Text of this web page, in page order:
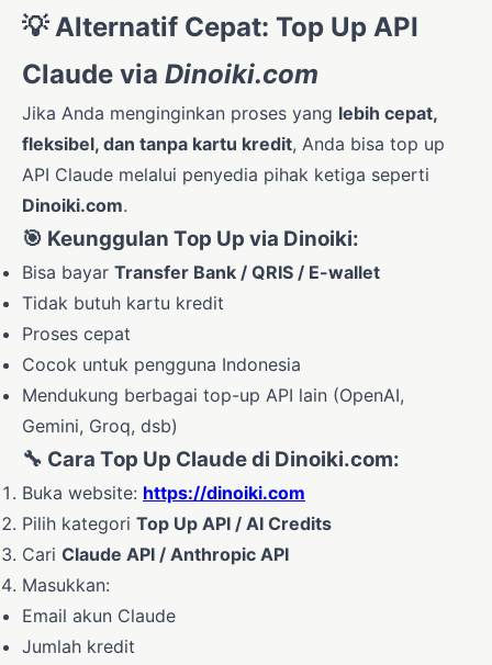
💡 Alternatif Cepat: Top Up API
Claude via Dinoiki.com
Jika Anda menginginkan proses yang lebih cepat,
fleksibel, dan tanpa kartu kredit, Anda bisa top up
API Claude melalui penyedia pihak ketiga seperti
Dinoiki.com.
🎯 Keunggulan Top Up via Dinoiki:
Bisa bayar Transfer Bank / QRIS / E-wallet
Tidak butuh kartu kredit
Proses cepat
Cocok untuk pengguna Indonesia
Mendukung berbagai top-up API lain (OpenAI,
Gemini, Groq, dsb)
🔧 Cara Top Up Claude di Dinoiki.com:
Buka website: https://dinoiki.com
Pilih kategori Top Up API / AI Credits
Cari Claude API / Anthropic API
Masukkan:
Email akun Claude
Jumlah kredit